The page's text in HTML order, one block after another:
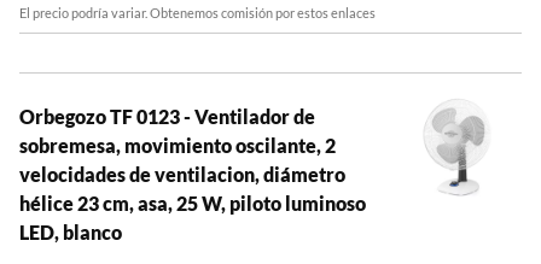
El precio podría variar. Obtenemos comisión por estos enlaces
Orbegozo TF 0123 - Ventilador de
sobremesa, movimiento oscilante, 2
velocidades de ventilacion, diámetro
hélice 23 cm, asa, 25 W, piloto luminoso
LED, blanco